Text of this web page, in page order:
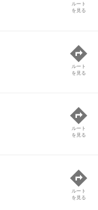
ルート
を見る
ルート
を見る
ルート
を見る
ルート
を見る